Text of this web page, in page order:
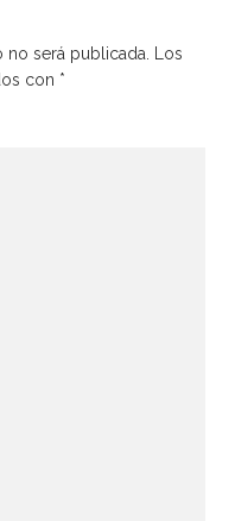
será publicada.
Los
con *